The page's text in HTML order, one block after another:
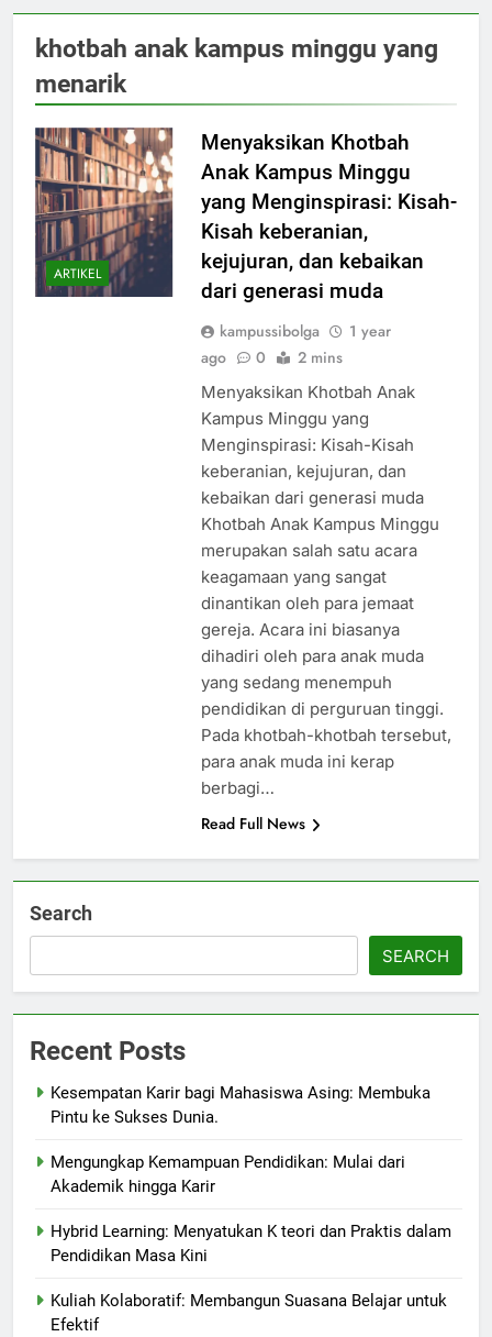
khotbah anak kampus minggu yang
menarik
ARTIKEL
Menyaksikan Khotbah
Anak Kampus Minggu
yang Menginspirasi: Kisah-
Kisah keberanian,
kejujuran, dan kebaikan
dari generasi muda
kampussibolga
1 year
ago
0 2 mins
Menyaksikan Khotbah Anak
Kampus Minggu yang
Menginspirasi: Kisah-Kisah
keberanian, kejujuran, dan
kebaikan dari generasi muda
Khotbah Anak Kampus Minggu
merupakan salah satu acara
keagamaan yang sangat
dinantikan oleh para jemaat
gereja. Acara ini biasanya
dihadiri oleh para anak muda
yang sedang menempuh
pendidikan di perguruan tinggi.
Pada khotbah-khotbah tersebut,
para anak muda ini kerap
berbagi…
Read Full News
Search
SEARCH
Recent Posts
Kesempatan Karir bagi Mahasiswa Asing: Membuka
Pintu ke Sukses Dunia.
Mengungkap Kemampuan Pendidikan: Mulai dari
Akademik hingga Karir
Hybrid Learning: Menyatukan K teori dan Praktis dalam
Pendidikan Masa Kini
Kuliah Kolaboratif: Membangun Suasana Belajar untuk
Efektif